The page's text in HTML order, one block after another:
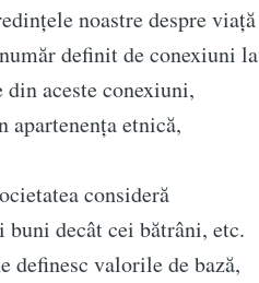
noastre despre viață
definit de conexiuni la
aceste conexiuni,
apartenența etnică,
consideră
buni decât cei bătrâni, etc.
definesc valorile de bază,